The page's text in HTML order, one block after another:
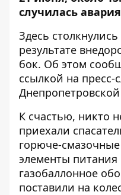
случилась
Здесь
результате
бок. Об этом
ссылкой на пресс-
К счастью, никто
приехали
горюче-
элементы
газобаллонное
поставили на